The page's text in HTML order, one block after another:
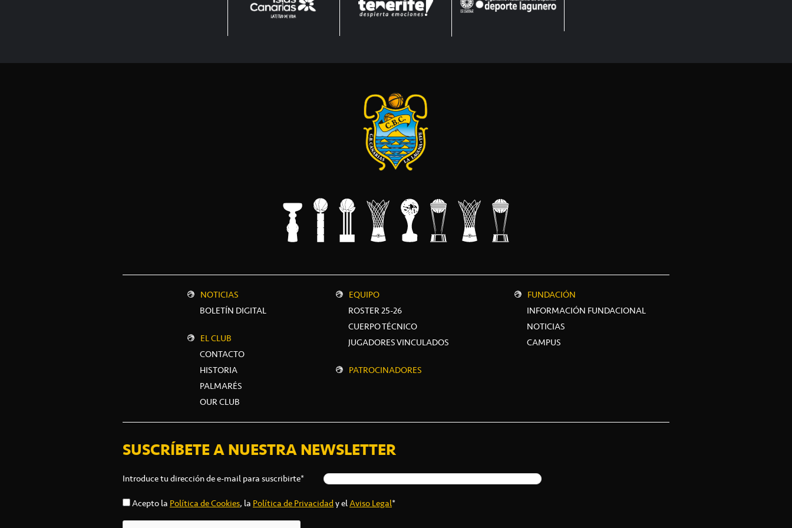
NOTICIAS
BOLETÍN DIGITAL
EL CLUB
CONTACTO
HISTORIA
PALMARÉS
OUR CLUB
EQUIPO
ROSTER 25-26
CUERPO TÉCNICO
JUGADORES VINCULADOS
PATROCINADORES
FUNDACIÓN
INFORMACIÓN FUNDACIONAL
NOTICIAS
CAMPUS
SUSCRÍBETE A NUESTRA NEWSLETTER
Introduce tu dirección de e-mail para suscribirte*
Acepto la Política de Cookies, la Política de Privacidady elAviso Legal*